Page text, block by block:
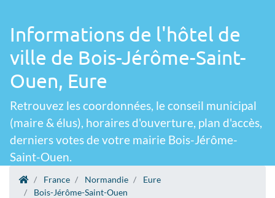
Informations de l'hôtel de
ville de Bois-Jérôme-Saint-
Ouen, Eure
Retrouvez les coordonnées, le conseil municipal
(maire & élus), horaires d'ouverture, plan d'accès,
derniers votes de votre mairie Bois-Jérôme-
Saint-Ouen.
France Normandie
Eure
Bois-Jérôme-Saint-Ouen